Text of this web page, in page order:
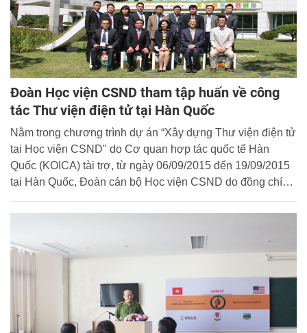
Đoàn Học viện CSND tham tập huấn về công
tác Thư viện điện tử tại Hàn Quốc
Nằm trong chương trình dự án “Xây dựng Thư viện điện tử
tại Học viện CSND" do Cơ quan hợp tác quốc tế Hàn
Quốc (KOICA) tài trợ, từ ngày 06/09/2015 đến 19/09/2015
tại Hàn Quốc, Đoàn cán bộ Học viện CSND do đồng chí
Học viện làm Trưởng đoàn đã tham dự Khóa tập huấn đợt
trong công tác quản lý hệ thống Thư viện điện tử”.